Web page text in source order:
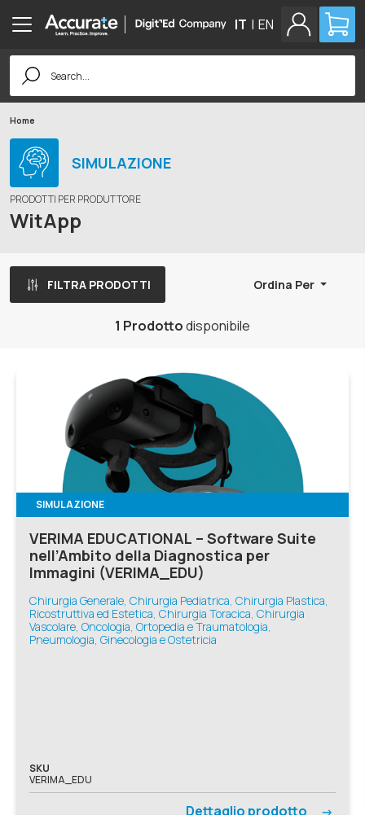
IT | EN
Search
for:
Home
SIMULAZIONE
PRODOTTI PER PRODUTTORE
WitApp
FILTRA PRODOTTI Ordina Per
1 Prodottodisponibile
SIMULAZIONE
VERIMA EDUCATIONAL – Software Suite
nell’Ambito della Diagnostica per
Immagini (VERIMA_EDU)
Chirurgia Generale, Chirurgia Pediatrica, Chirurgia Plastica,
Ricostruttiva ed Estetica, Chirurgia Toracica, Chirurgia
Vascolare, Oncologia, Ortopedia e Traumatologia,
Pneumologia, Ginecologia e Ostetricia
SKU
VERIMA_EDU
Dettaglio prodotto